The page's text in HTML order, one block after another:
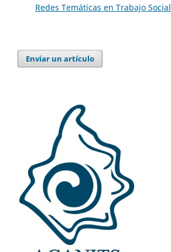
Redes Temáticas en Trabajo Social
Enviar un artículo